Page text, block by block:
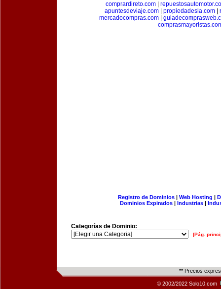
comprardireto.com
apuntesdeviaje.com
propiedadesla.com
mercadocompras.com|
Registro de Dominios| Web Hosting |
Dominios Expirados | Industrias |
Categorías de Dominio:
[Pág.
** Precios
© 2002/2022 Solo10.com